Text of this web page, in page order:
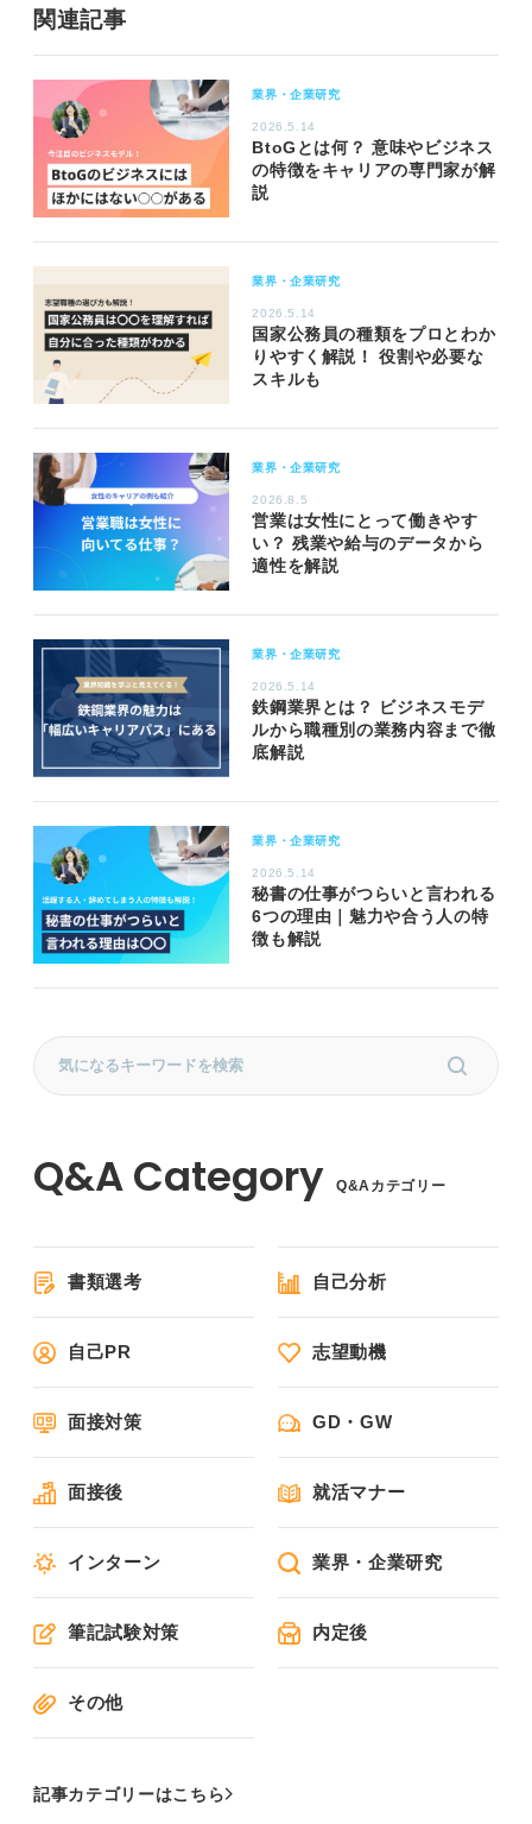
関連記事
業界・企業研究
2026.5.14
BtoGとは何？ 意味やビジネス
の特徴をキャリアの専門家が解
説
業界・企業研究
2026.5.14
国家公務員の種類をプロとわか
りやすく解説！ 役割や必要な
スキルも
業界・企業研究
2026.8.5
営業は女性にとって働きやす
い？ 残業や給与のデータから
適性を解説
業界・企業研究
2026.5.14
鉄鋼業界とは？ ビジネスモデ
ルから職種別の業務内容まで徹
底解説
業界・企業研究
2026.5.14
秘書の仕事がつらいと言われる
6つの理由｜魅力や合う人の特
徴も解説
Q&Aカテゴリー
書類選考 自己分析
自己PR 志望動機
面接対策 GD・GW
面接後 就活マナー
インターン 業界・企業研究
筆記試験対策 内定後
その他
記事カテゴリーはこちら